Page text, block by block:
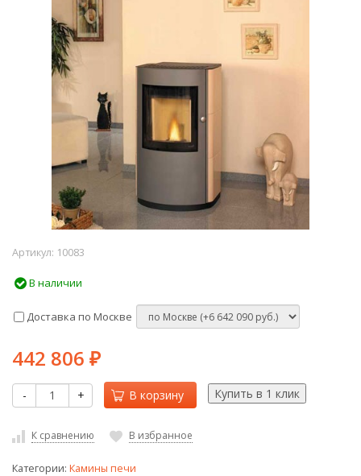
Артикул: 10083
В наличии
Доставка по Москве
442 806 ₽
- + В корзину
К сравнению В избранное
Категории: Камины печи